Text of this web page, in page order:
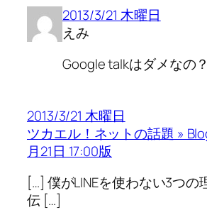
2013/3/21 木曜日
えみ
Google talkはダメなの？
2013/3/21 木曜日
ツカエル！ネットの話題 »
月21日 17:00版
[…] 僕がLINEを使わない3つの
伝 […]